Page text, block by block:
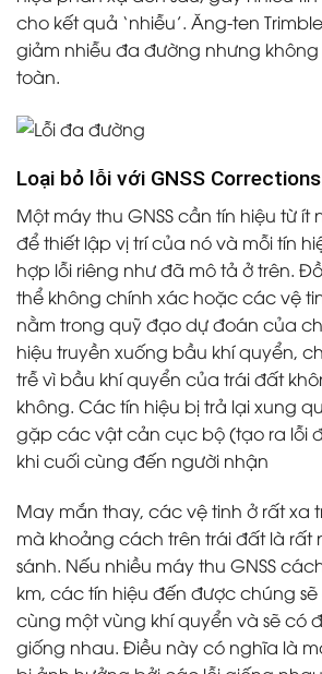
cho kết quả ‘nhiễu’. Ăng-ten
giảm nhiễu đa đường nhưng
toàn.
Loại bỏ lỗi với GNSS Corrections
Một máy thu GNSS cần tín hiệu từ ít
để thiết lập vị trí của nó và mỗi tín
hợp lỗi riêng như đã mô tả ở trên.
thể không chính xác hoặc các vệ
nằm trong quỹ đạo dự đoán của
hiệu truyền xuống bầu khí quyển,
trễ vì bầu khí quyển của trái đất
không. Các tín hiệu bị trả lại xung
gặp các vật cản cục bộ (tạo ra lỗi
khi cuối cùng đến người nhận
May mắn thay, các vệ tinh ở rất xa
mà khoảng cách trên trái đất là rất
sánh. Nếu nhiều máy thu GNSS
km, các tín hiệu đến được chúng
cùng một vùng khí quyển và sẽ có
giống nhau. Điều này có nghĩa là